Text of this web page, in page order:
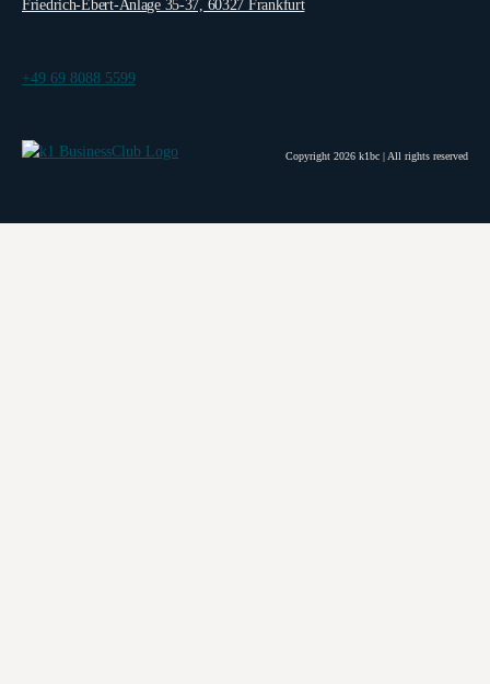
Friedrich-Ebert-Anlage 35-37, 60327 Frankfurt
+49 69 8088 5599
Copyright 2026 k1bc | All rights reserved